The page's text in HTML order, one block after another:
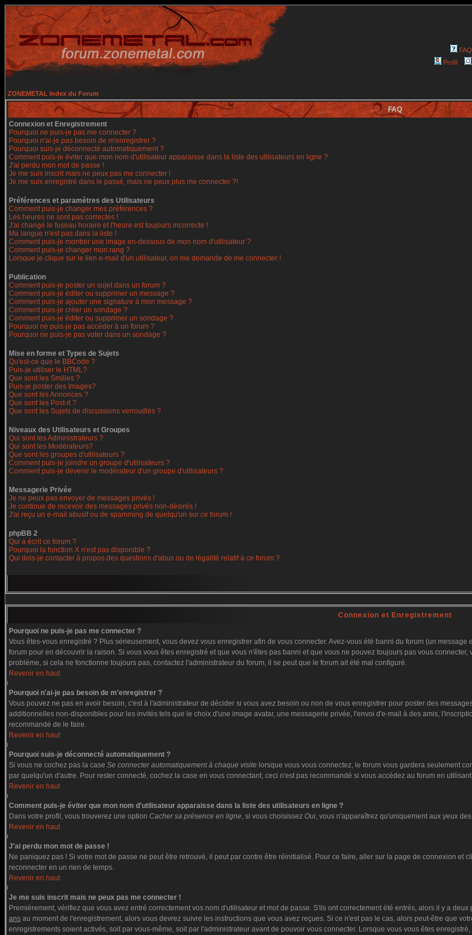
FAQ
Profil
ZONEMETAL Index du Forum
FAQ
Connexion et Enregistrement
Pourquoi ne puis-je pas me connecter ?
Pourquoi n'ai-je pas besoin de m'enregistrer ?
Pourquoi suis-je déconnecté automatiquement ?
Comment puis-je éviter que mon nom d'utilisateur apparaisse dans la liste des utilisateurs en ligne ?
J'ai perdu mon mot de passe !
Je me suis inscrit mais ne peux pas me connecter !
Je me suis enregistré dans le passé, mais ne peux plus me connecter ?!
Préférences et paramètres des Utilisateurs
Comment puis-je changer mes préférences ?
Les heures ne sont pas correctes !
J'ai changé le fuseau horaire et l'heure est toujours incorrecte !
Ma langue n'est pas dans la liste !
Comment puis-je montrer une image en-dessous de mon nom d'utilisateur ?
Comment puis-je changer mon rang ?
Lorsque je clique sur le lien e-mail d'un utilisateur, on me demande de me connecter !
Publication
Comment puis-je poster un sujet dans un forum ?
Comment puis-je éditer ou supprimer un message ?
Comment puis-je ajouter une signature à mon message ?
Comment puis-je créer un sondage ?
Comment puis-je éditer ou supprimer un sondage ?
Pourquoi ne puis-je pas accéder à un forum ?
Pourquoi ne puis-je pas voter dans un sondage ?
Mise en forme et Types de Sujets
Qu'est-ce que le BBCode ?
Puis-je utiliser le HTML?
Que sont les Smilies ?
Puis-je poster des Images?
Que sont les Annonces ?
Que sont les Post-it ?
Que sont les Sujets de discussions verrouillés ?
Niveaux des Utilisateurs et Groupes
Qui sont les Administrateurs ?
Qui sont les Modérateurs?
Que sont les groupes d'utilisateurs ?
Comment puis-je joindre un groupe d'utilisateurs ?
Comment puis-je devenir le modérateur d'un groupe d'utilisateurs ?
Messagerie Privée
Je ne peux pas envoyer de messages privés !
Je continue de recevoir des messages privés non-désirés !
J'ai reçu un e-mail abusif ou de spamming de quelqu'un sur ce forum !
phpBB 2
Qui a écrit ce forum ?
Pourquoi la fonction X n'est pas disponible ?
Qui dois-je contacter à propos des questions d'abus ou de légalité relatif à ce forum ?
Connexion et Enregistrement
Pourquoi ne puis-je pas me connecter ?
Vous êtes-vous enregistré ? Plus sérieusement, vous devez vous enregistrer afin de vous connecter. Avez-vous été banni du forum (un
forum pour en découvrir la raison. Si vous vous êtes enregistré et que vous n'êtes pas banni et que vous ne pouvez toujours pas vous
problème, si cela ne fonctionne toujours pas, contactez l'administrateur du forum, il se peut que le forum ait été mal configuré.
Revenir en haut
Pourquoi n'ai-je pas besoin de m'enregistrer ?
Vous pouvez ne pas en avoir besoin, c'est à l'administrateur de décider si vous avez besoin ou non de vous enregistrer pour poster des
additionnelles non-disponibles pour les invités tels que le choix d'une image avatar, une messagerie privée, l'envoi d'e-mail à des amis,
recommandé de le faire.
Revenir en haut
Pourquoi suis-je déconnecté automatiquement ?
Si vous ne cochez pas la case Se connecter automatiquement à chaque visite lorsque vous vous connectez, le forum vous gardera seulement
par quelqu'un d'autre. Pour rester connecté, cochez la case en vous connectant, ceci n'est pas recommandé si vous accédez au forum en
Revenir en haut
Comment puis-je éviter que mon nom d'utilisateur apparaisse dans la liste des utilisateurs en ligne ?
Dans votre profil, vous trouverez une option Cacher sa présence en ligne, si vous choisissez Oui, vous n'apparaîtrez qu'uniquement aux yeux
Revenir en haut
J'ai perdu mon mot de passe !
Ne paniquez pas ! Si votre mot de passe ne peut être retrouvé, il peut par contre être réinitialisé. Pour ce faire, aller sur la page de connexion et
reconnecter en un rien de temps.
Revenir en haut
Je me suis inscrit mais ne peux pas me connecter !
Premièrement, vérifiez que vous avez entré correctement vos nom d'utilisateur et mot de passe. S'ils ont correctement été entrés, alors il y a
ans au moment de l'enregistrement, alors vous devrez suivre les instructions que vous avez reçues. Si ce n'est pas le cas, alors peut-être que
enregistrements soient activés, soit par vous-même, soit par l'administrateur avant de pouvoir vous connecter. Lorsque vous vous êtes